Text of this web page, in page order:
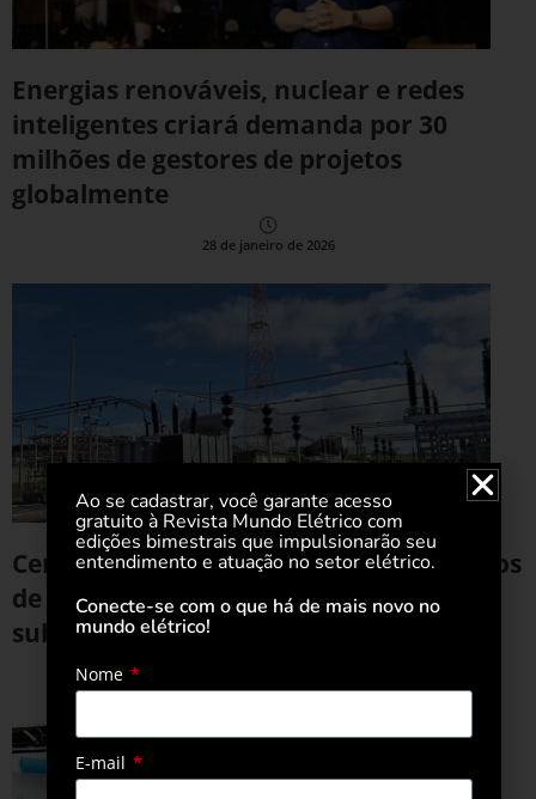
Energias renováveis, nuclear e redes
inteligentes criará demanda por 30
milhões de gestores de projetos
globalmente
28 de janeiro de 2026
Cemig amplia oferta de energia em Patos
de Minas com modernização de
subestação
Ao se cadastrar, você garante acesso
gratuito à Revista Mundo Elétrico com
edições bimestrais que impulsionarão seu
entendimento e atuação no setor elétrico.
Conecte-se com o que há de mais novo no
mundo elétrico!
Nome
E-mail